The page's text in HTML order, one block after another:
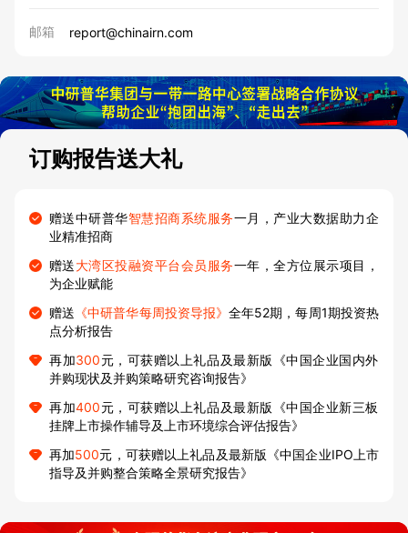
邮箱 report@chinairn.com
订购报告送大礼
赠送中研普华智慧招商系统服务一月，产业大数据助力企
业精准招商
赠送大湾区投融资平台会员服务一年，全方位展示项目，
为企业赋能
赠送 《中研普华每周投资导报》全年52期，每周1期投资热
点分析报告
再加300元，可获赠以上礼品及最新版《中国企业国内外
并购现状及并购策略研究咨询报告》
再加400元，可获赠以上礼品及最新版《中国企业新三板
挂牌上市操作辅导及上市环境综合评估报告》
再加500元，可获赠以上礼品及最新版《中国企业IPO上市
指导及并购整合策略全景研究报告》